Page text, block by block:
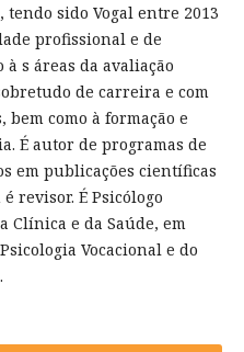
tendo sido Vogal entre 2013
profissional e de
s áreas da avaliação
de carreira e com
bem como à formação e
É autor de programas de
em publicações científicas
revisor. É Psicólogo
Clínica e da Saúde, em
Vocacional e do